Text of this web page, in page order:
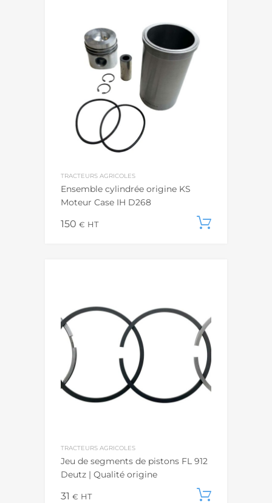
TRACTEURS AGRICOLES
Ensemble cylindrée origine KS
Moteur Case IH D268
150 € HT
TRACTEURS AGRICOLES
Jeu de segments de pistons FL 912
Deutz | Qualité origine
31 € HT